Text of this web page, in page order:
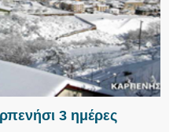
3 ημέρες